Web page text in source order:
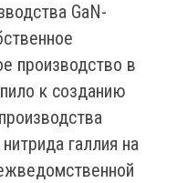
GaN-
производство в
к созданию
галлия на